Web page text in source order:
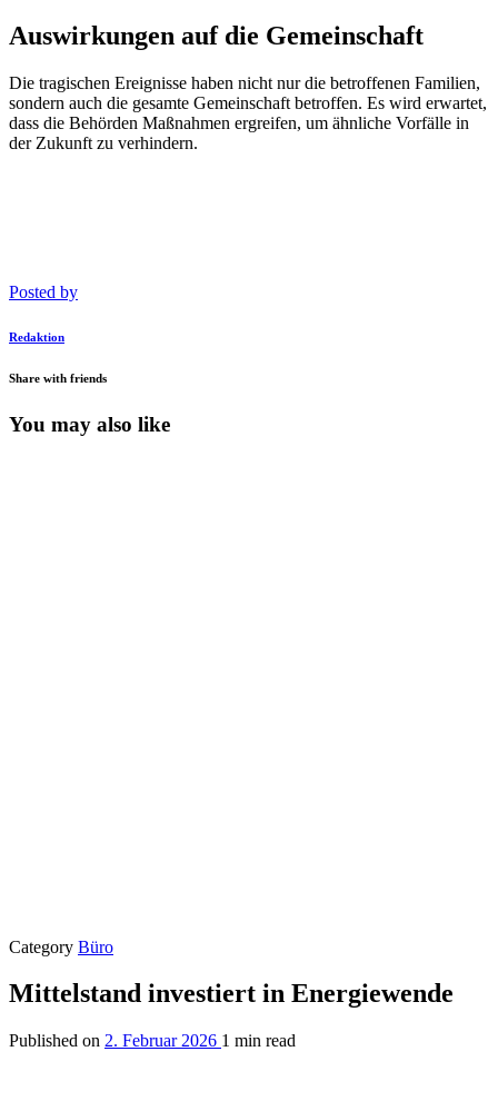
Auswirkungen auf die Gemeinschaft
Die tragischen Ereignisse haben nicht nur die betroffenen Familien,
sondern auch die gesamte Gemeinschaft betroffen. Es wird erwartet,
dass die Behörden Maßnahmen ergreifen, um ähnliche Vorfälle in
der Zukunft zu verhindern.
Posted by
Redaktion
Share with friends
You may also like
Category Büro
Mittelstand investiert in Energiewende
Published on 2. Februar 2026 1 min read